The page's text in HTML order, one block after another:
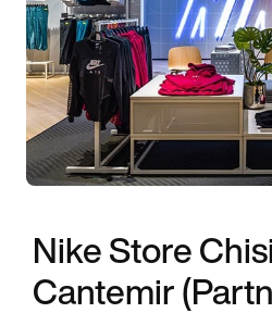
Nike Store
Cantemir